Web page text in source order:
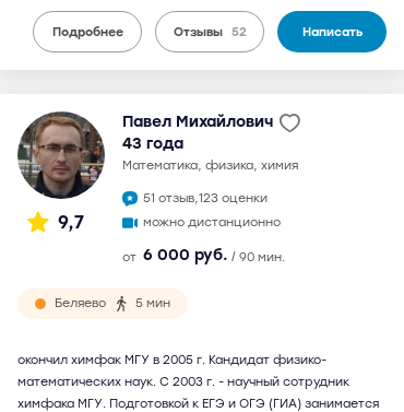
Подробнее Отзывы 52 Написать
9,7
Павел Михайлович
43 года
математика, физика, химия
51 отзыв,123 оценки
можно дистанционно
от 6 000 руб. / 90 мин.
Беляево 5 мин
окончил химфак МГУ в 2005 г. Кандидат физико-
математических наук. С 2003 г. - научный сотрудник
химфака МГУ. Подготовкой к ЕГЭ и ОГЭ (ГИА) занимается